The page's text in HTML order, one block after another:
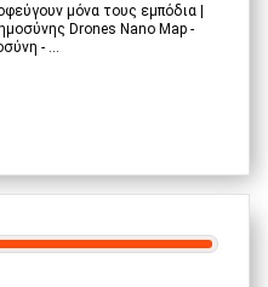
μόνα τους εμπόδια |
Drones Nano Map -
- ...